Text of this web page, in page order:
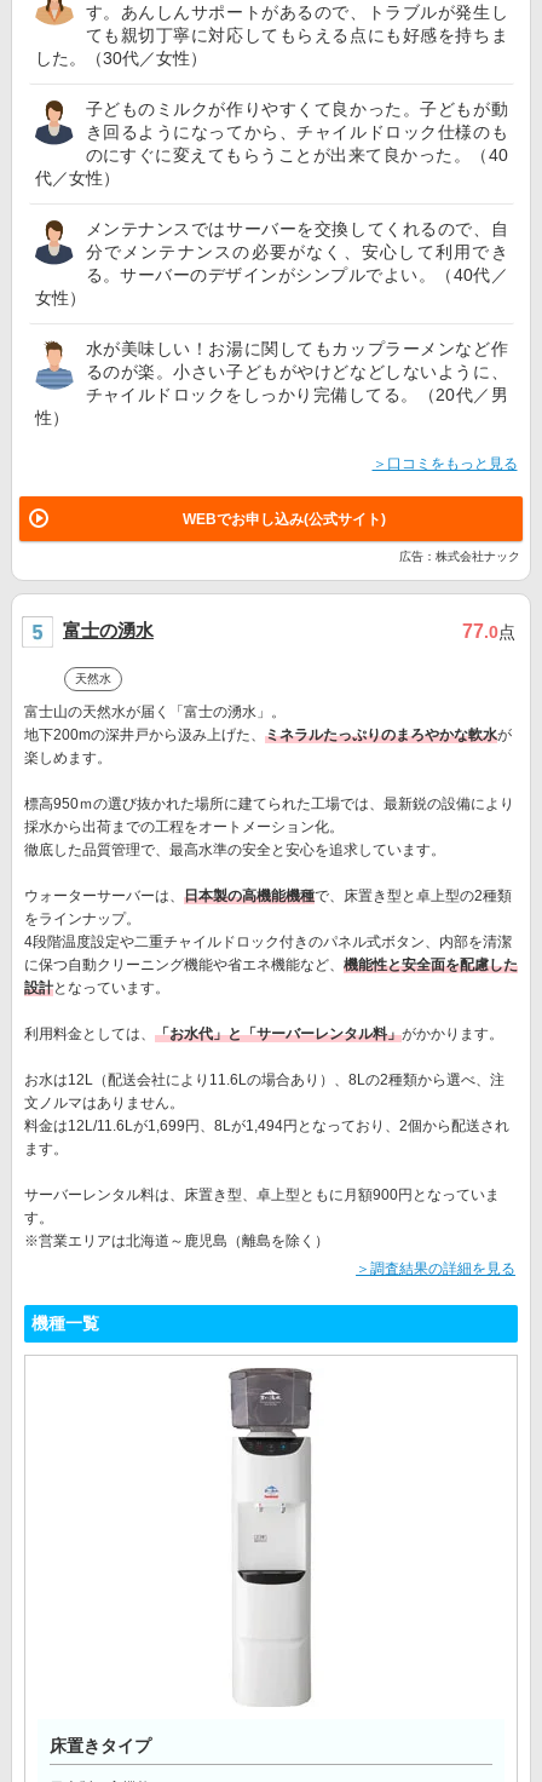
す。あんしんサポートがあるので、トラブルが発生し
ても親切丁寧に対応してもらえる点にも好感を持ちま
した。（30代／女性）
子どものミルクが作りやすくて良かった。子どもが動
き回るようになってから、チャイルドロック仕様のも
のにすぐに変えてもらうことが出来て良かった。（40
代／女性）
メンテナンスではサーバーを交換してくれるので、自
分でメンテナンスの必要がなく、安心して利用でき
る。サーバーのデザインがシンプルでよい。（40代／
女性）
水が美味しい！お湯に関してもカップラーメンなど作
るのが楽。小さい子どもがやけどなどしないように、
チャイルドロックをしっかり完備してる。（20代／男
性）
＞口コミをもっと見る
WEBでお申し込み(公式サイト)
広告：株式会社ナック
富士の湧水 77.0点
天然水
富士山の天然水が届く「富士の湧水」。
地下200mの深井戸から汲み上げた、 ミネラルたっぷりのまろやかな軟水が
楽しめます。
標高950ｍの選び抜かれた場所に建てられた工場では、最新鋭の設備により
採水から出荷までの工程をオートメーション化。
徹底した品質管理で、最高水準の安全と安心を追求しています。
ウォーターサーバーは、 日本製の高機能機種で、床置き型と卓上型の2種類
をラインナップ。
4段階温度設定や二重チャイルドロック付きのパネル式ボタン、内部を清潔
に保つ自動クリーニング機能や省エネ機能など、 機能性と安全面を配慮した
設計となっています。
利用料金としては、 「お水代」と「サーバーレンタル料」がかかります。
お水は12L（配送会社により11.6Lの場合あり）、8Lの2種類から選べ、注
文ノルマはありません。
料金は12L/11.6Lが1,699円、8Lが1,494円となっており、2個から配送され
ます。
サーバーレンタル料は、床置き型、卓上型ともに月額900円となっていま
す。
※営業エリアは北海道～鹿児島（離島を除く）
＞調査結果の詳細を見る
機種一覧
床置きタイプ